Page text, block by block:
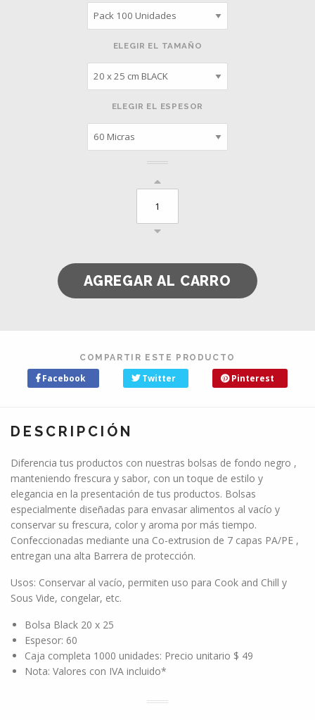
ELEGIR EL TAMAÑO
ELEGIR EL ESPESOR
COMPARTIR ESTE PRODUCTO
Facebook Twitter Pinterest
DESCRIPCIÓN
Diferencia tus productos con nuestras bolsas de fondo negro ,
manteniendo frescura y sabor, con un toque de estilo y
elegancia en la presentación de tus productos. Bolsas
especialmente diseñadas para envasar alimentos al vacío y
conservar su frescura, color y aroma por más tiempo.
Confeccionadas mediante una Co-extrusion de 7 capas PA/PE ,
entregan una alta Barrera de protección.
Usos: Conservar al vacío, permiten uso para Cook and Chill y
Sous Vide, congelar, etc.
Bolsa Black 20 x 25
Espesor: 60
Caja completa 1000 unidades: Precio unitario $ 49
Nota: Valores con IVA incluido*